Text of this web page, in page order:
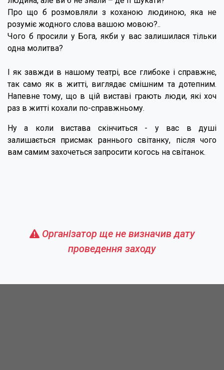
Про що б розмовляли з коханою людиною, яка не
розуміє жодного слова вашою мовою?..
Чого б просили у Бога, якби у вас залишилася тільки
одна молитва?
І як завжди в нашому театрі, все глибоке і справжнє,
так само як в житті, виглядає смішним та дотепним.
Напевне тому, що в цій виставі грають люди, які хоч
раз в житті кохали по-справжньому.
Ну а коли вистава скінчиться - у вас в душі
залишається присмак раннього світанку, після чого
вам самим захочеться запросити когось на світанок.
Організатор ще не визначив дату
проведення заходу